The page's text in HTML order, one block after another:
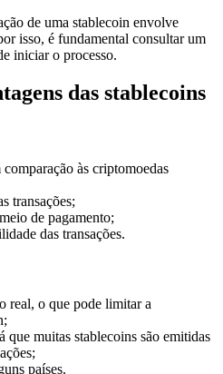
de uma stablecoin envolve
isso, é fundamental consultar um
iniciar o processo.
das stablecoins
às criptomoedas
transações;
de pagamento;
das transações.
real, o que pode limitar a
que muitas stablecoins são emitidas
países.